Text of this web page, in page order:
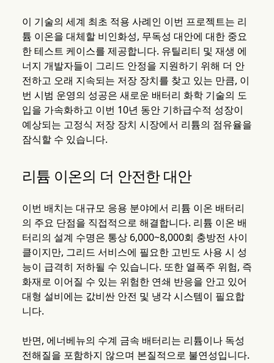
이 기술의 세계 최초 적용 사례인 이번 프로젝트는 리
튬 이온을 대체할 비인화성, 무독성 대안에 대한 중요
한 테스트 케이스를 제공합니다. 유틸리티 및 재생 에
너지 개발자들이 그리드 안정을 지원하기 위해 더 안
전하고 오래 지속되는 저장 장치를 찾고 있는 만큼, 이
번 시범 운영의 성공은 새로운 배터리 화학 기술의 도
입을 가속화하고 이번 10년 동안 기하급수적 성장이
예상되는 고정식 저장 장치 시장에서 리튬의 점유율을
잠식할 수 있습니다.
리튬 이온의 더 안전한 대안
이번 배치는 대규모 응용 분야에서 리튬 이온 배터리
의 주요 단점을 직접적으로 해결합니다. 리튬 이온 배
터리의 설계 수명은 통상 6,000~8,000회 충방전 사이
클이지만, 그리드 서비스에 필요한 고빈도 사용 시 성
능이 급격히 저하될 수 있습니다. 또한 열폭주 위험, 즉
화재로 이어질 수 있는 위험한 연쇄 반응을 안고 있어
대형 설비에는 값비싼 안전 및 냉각 시스템이 필요합
니다.
반면, 에너베뉴의 수계 금속 배터리는 리튬이나 독성
전해질을 포함하지 않으며 본질적으로 불연성입니다.